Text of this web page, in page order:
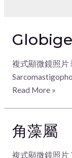
複式顯微鏡照片
Read More »
角藻屬
複式顯微鏡照片